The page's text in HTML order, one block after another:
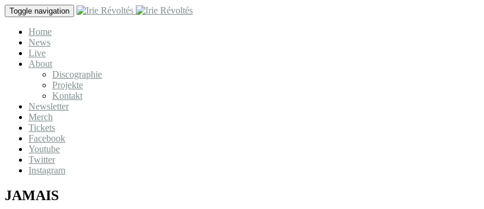
Direkt zum Inhalt
Toggle navigation
Home
News
Live
About
Discographie
Projekte
Kontakt
Newsletter
Merch
Tickets
Facebook
Youtube
Twitter
Instagram
JAMAIS